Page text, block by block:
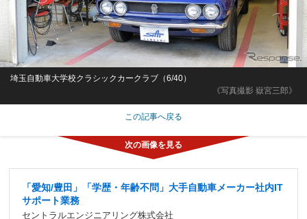
《写真撮影 嶽宮三郎》
埼玉自動車大学校クラシックカークラブ（6/40）
この記事へ戻る
「愛知/豊田」「学歴・年齢不問」大手自動車メーカー社内IT
サポート業務
セントラルエンジニアリング株式会社